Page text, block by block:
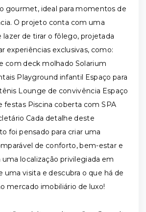
gourmet, ideal para momentos de
O projeto conta com uma
lazer de tirar o fôlego, projetada
experiências exclusivas, como:
com deck molhado Solarium
Playground infantil Espaço para
Lounge de convivência Espaço
festas Piscina coberta com SPA
Cada detalhe deste
foi pensado para criar uma
de conforto, bem-estar e
localização privilegiada em
uma visita e descubra o que há de
mercado imobiliário de luxo!